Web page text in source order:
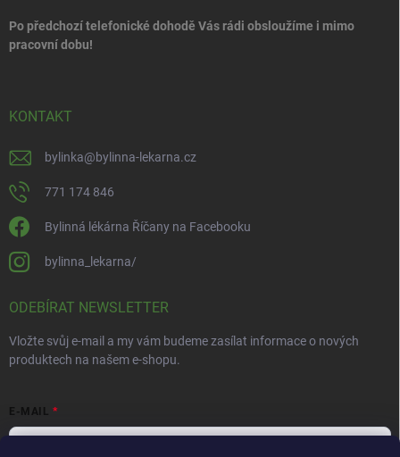
Po předchozí telefonické dohodě Vás rádi obsloužíme i mimo
pracovní dobu!
KONTAKT
bylinka@bylinna-lekarna.cz
771 174 846
Bylinná lékárna Říčany na Facebooku
bylinna_lekarna/
ODEBÍRAT NEWSLETTER
Vložte svůj e-mail a my vám budeme zasílat informace o nových
produktech na našem e-shopu.
E-MAIL